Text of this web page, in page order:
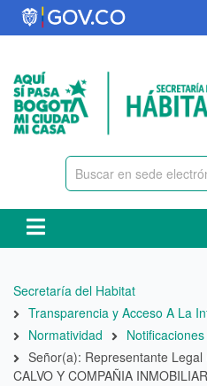
Pasar
al
principal
Ruta
de
navegación
Secretaría del Habitat
Transparencia y Acceso A La
Normatividad
Notificaciones
Señor(a): Representante
CALVO Y COMPAÑIA